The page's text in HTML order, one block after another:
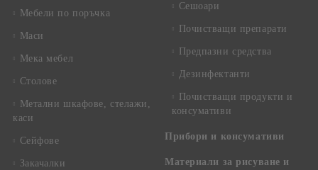
Мебели по поръчка
Маси
Мека мебел
Столове
Метални шкафове, стелажи,
каси
Сейфове
Закачалки
Сешоари
Почистващи препарати
Предпазни средства
Дезинфектанти
Почистващи продукти и
консумативи
Прибори и консумативи
Материали за рисуване и